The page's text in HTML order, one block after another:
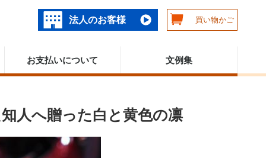
法人のお客様 買い物かご
お支払いについて 文例集
人へ贈った白と黄色の凛